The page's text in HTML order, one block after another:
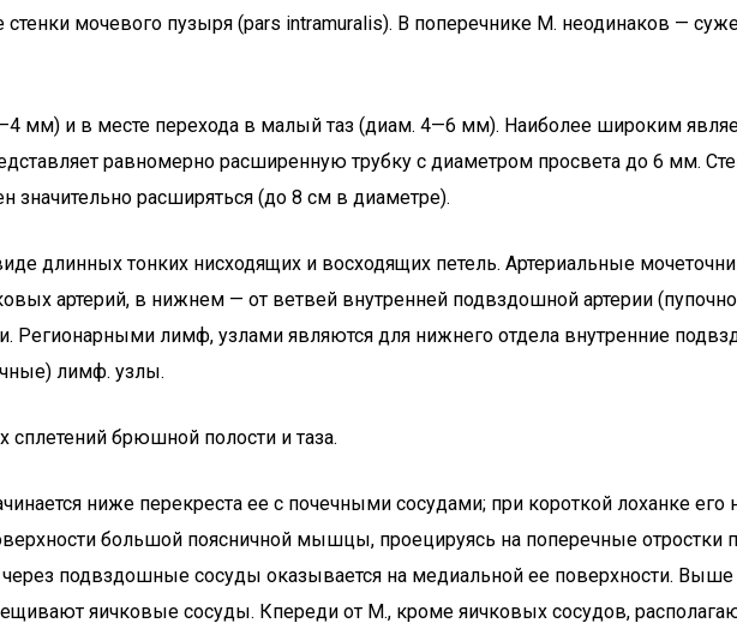
мочевого пузыря (pars intramuralis). В поперечнике М. неодинаков —
мм) и в месте перехода в малый таз (диам. 4—6 мм). Наиболее широким
равномерно расширенную трубку с диаметром просвета до 6 мм.
значительно расширяться (до 8 см в диаметре).
длинных тонких нисходящих и восходящих петель. Артериальные
артерий, в нижнем — от ветвей внутренней подвздошной артерии
Регионарными лимф, узлами являются для нижнего отдела внутренние
лимф. узлы.
сплетений брюшной полости и таза.
ниже перекреста ее с почечными сосудами; при короткой лоханке его
большой поясничной мышцы, проецируясь на поперечные отростки
подвздошные сосуды оказывается на медиальной ее поверхности.
яичковые сосуды. Кпереди от М., кроме яичковых сосудов,